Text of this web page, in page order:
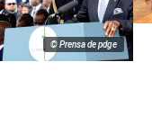
© Prensa de pdge